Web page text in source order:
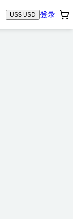
US$ USD 登录